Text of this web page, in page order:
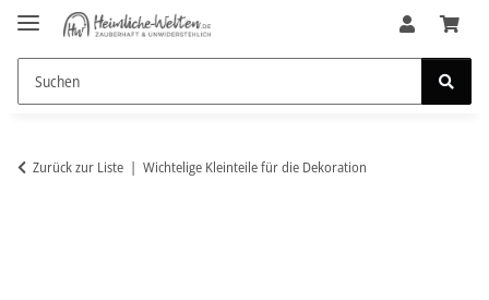
Zurück zur Liste Wichtelige Kleinteile für die Dekoration